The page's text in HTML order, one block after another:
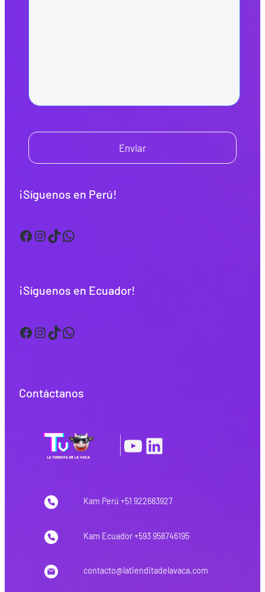
Enviar
¡Síguenos en Perú!
Facebook InstagramTikTok WhatsApp
¡Síguenos en Ecuador!
Facebook InstagramTikTok WhatsApp
Contáctanos
YouTube LinkedIn
Kam Perú +51 922683927
Kam Ecuador +593 958746195
contacto@latienditadelavaca.com